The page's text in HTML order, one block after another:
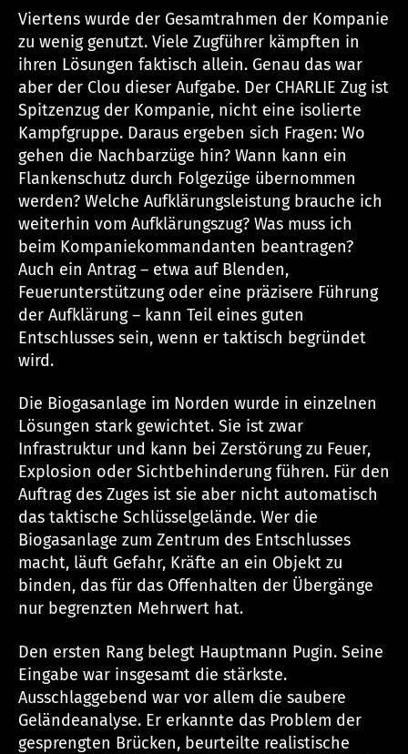
Viertens wurde der Gesamtrahmen der Kompanie
zu wenig genutzt. Viele Zugführer kämpften in
ihren Lösungen faktisch allein. Genau das war
aber der Clou dieser Aufgabe. Der CHARLIE Zug ist
Spitzenzug der Kompanie, nicht eine isolierte
Kampfgruppe. Daraus ergeben sich Fragen: Wo
gehen die Nachbarzüge hin? Wann kann ein
Flankenschutz durch Folgezüge übernommen
werden? Welche Aufklärungsleistung brauche ich
weiterhin vom Aufklärungszug? Was muss ich
beim Kompaniekommandanten beantragen?
Auch ein Antrag – etwa auf Blenden,
Feuerunterstützung oder eine präzisere Führung
der Aufklärung – kann Teil eines guten
Entschlusses sein, wenn er taktisch begründet
wird.
Die Biogasanlage im Norden wurde in einzelnen
Lösungen stark gewichtet. Sie ist zwar
Infrastruktur und kann bei Zerstörung zu Feuer,
Explosion oder Sichtbehinderung führen. Für den
Auftrag des Zuges ist sie aber nicht automatisch
das taktische Schlüsselgelände. Wer die
Biogasanlage zum Zentrum des Entschlusses
macht, läuft Gefahr, Kräfte an ein Objekt zu
binden, das für das Offenhalten der Übergänge
nur begrenzten Mehrwert hat.
Den ersten Rang belegt Hauptmann Pugin. Seine
Eingabe war insgesamt die stärkste.
Ausschlaggebend war vor allem die saubere
Geländeanalyse. Er erkannte das Problem der
gesprengten Brücken, beurteilte realistische